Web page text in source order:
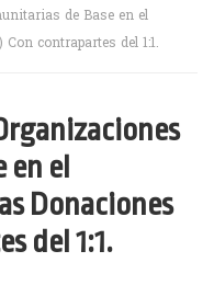
de Base en el
contrapartes del 1:1.
el
Donaciones
del 1:1.